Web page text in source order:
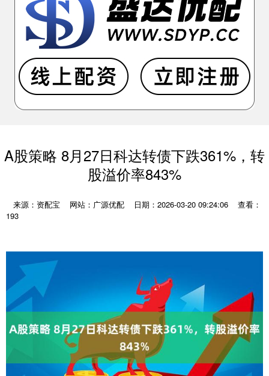
A股策略 8月27日科达转债下跌361%，转
股溢价率843%
来源：资配宝 网站：广源优配 日期：2026-03-20 09:24:06
查看：
193